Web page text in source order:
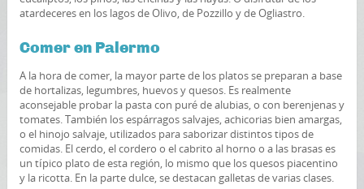
atardeceres en los lagos de Olivo, de Pozzillo y de Ogliastro.
Comer en Palermo
A la hora de comer, la mayor parte de los platos se preparan a base
de hortalizas, legumbres, huevos y quesos. Es realmente
aconsejable probar la pasta con puré de alubias, o con berenjenas y
tomates. También los espárragos salvajes, achicorias bien amargas,
o el hinojo salvaje, utilizados para saborizar distintos tipos de
comidas. El cerdo, el cordero o el cabrito al horno o a las brasas es
un típico plato de esta región, lo mismo que los quesos piacentino
y la ricotta. En la parte dulce, se destacan galletas de varias clases.